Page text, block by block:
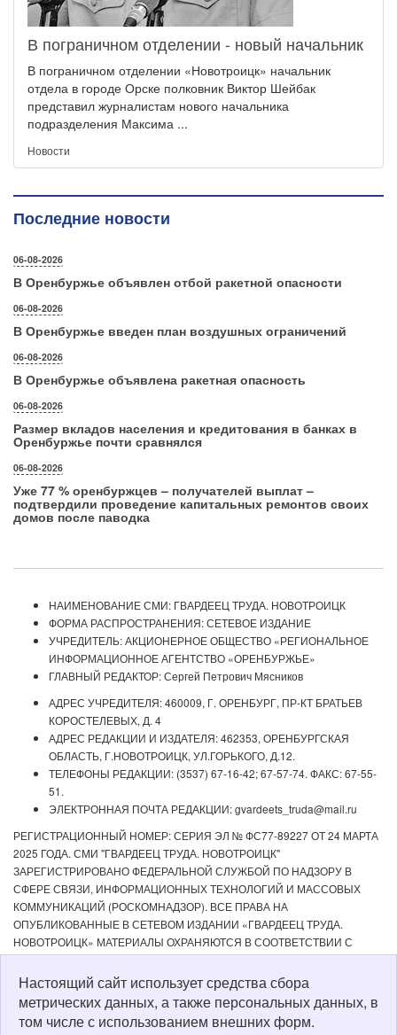
В пограничном отделении - новый начальник
В пограничном отделении «Новотроицк» начальник
отдела в городе Орске полковник Виктор Шейбак
представил журналистам нового начальника
подразделения Максима ...
Новости
Последние новости
06-08-2026
В Оренбуржье объявлен отбой ракетной опасности
06-08-2026
В Оренбуржье введен план воздушных ограничений
06-08-2026
В Оренбуржье объявлена ракетная опасность
06-08-2026
Размер вкладов населения и кредитования в банках в
Оренбуржье почти сравнялся
06-08-2026
Уже 77 % оренбуржцев – получателей выплат –
подтвердили проведение капитальных ремонтов своих
домов после паводка
НАИМЕНОВАНИЕ СМИ: ГВАРДЕЕЦ ТРУДА. НОВОТРОИЦК
ФОРМА РАСПРОСТРАНЕНИЯ: СЕТЕВОЕ ИЗДАНИЕ
УЧРЕДИТЕЛЬ: АКЦИОНЕРНОЕ ОБЩЕСТВО «РЕГИОНАЛЬНОЕ
ИНФОРМАЦИОННОЕ АГЕНТСТВО «ОРЕНБУРЖЬЕ»
ГЛАВНЫЙ РЕДАКТОР: Сергей Петрович Мясников
АДРЕС УЧРЕДИТЕЛЯ: 460009, Г. ОРЕНБУРГ, ПР-КТ БРАТЬЕВ
КОРОСТЕЛЕВЫХ, Д. 4
АДРЕС РЕДАКЦИИ И ИЗДАТЕЛЯ: 462353, ОРЕНБУРГСКАЯ
ОБЛАСТЬ, Г.НОВОТРОИЦК, УЛ.ГОРЬКОГО, Д.12.
ТЕЛЕФОНЫ РЕДАКЦИИ: (3537) 67-16-42; 67-57-74. ФАКС: 67-55-
51.
ЭЛЕКТРОННАЯ ПОЧТА РЕДАКЦИИ: gvardeets_truda@mail.ru
РЕГИСТРАЦИОННЫЙ НОМЕР: СЕРИЯ ЭЛ № ФС77-89227 ОТ 24 МАРТА
2025 ГОДА. СМИ "ГВАРДЕЕЦ ТРУДА. НОВОТРОИЦК"
ЗАРЕГИСТРИРОВАНО ФЕДЕРАЛЬНОЙ СЛУЖБОЙ ПО НАДЗОРУ В
СФЕРЕ СВЯЗИ, ИНФОРМАЦИОННЫХ ТЕХНОЛОГИЙ И МАССОВЫХ
КОММУНИКАЦИЙ (РОСКОМНАДЗОР). ВСЕ ПРАВА НА
ОПУБЛИКОВАННЫЕ В СЕТЕВОМ ИЗДАНИИ «ГВАРДЕЕЦ ТРУДА.
НОВОТРОИЦК» МАТЕРИАЛЫ ОХРАНЯЮТСЯ В СООТВЕТСТВИИ С
ЗАКОНОДАТЕЛЬСТВОМ РФ. ЛЮБОЕ ИСПОЛЬЗОВАНИЕ МАТЕРИАЛОВ
ДОПУСКАЕТСЯ ТОЛЬКО ПО СОГЛАСОВАНИЮ С РЕДАКЦИЕЙ С
ОБЯЗАТЕЛЬНОЙ АКТИВНОЙ ССЫЛКОЙ НА ИСТОЧНИК. РЕДАКЦИЯ НЕ
НЕСЕТ ОТВЕТСТВЕННОСТИ ЗА ДОСТОВЕРНОСТЬ РЕКЛАМНЫХ
МАТЕРИАЛОВ, РАЗМЕЩЕННЫХ В СЕТЕВОМ ИЗДАНИИ «ГВАРДЕЕЦ
Настоящий сайт использует средства сбора
метрических данных, а также персональных данных, в
том числе с использованием внешних форм.